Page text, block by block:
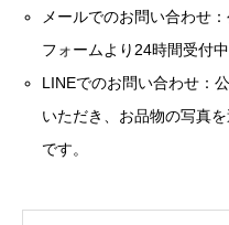
メールでのお問い合わせ
フォームより24時間受付中
LINEでのお問い合わせ：
いただき、お品物の写真
です。